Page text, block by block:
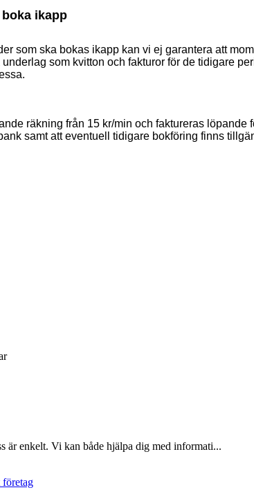
ikapp
som ska bokas ikapp kan vi ej garantera att
som kvitton och fakturor för de tidigare
räkning från 15 kr/min och faktureras
samt att eventuell tidigare bokföring finns
är enkelt. Vi kan både hjälpa dig med informati...